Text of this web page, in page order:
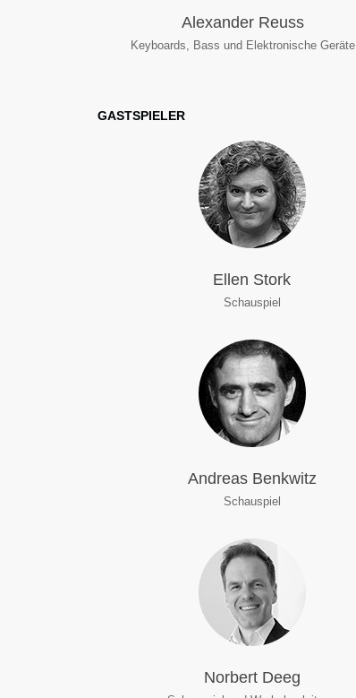
Alexander Reuss
Keyboards, Bass und Elektronische Geräte
GASTSPIELER
Ellen Stork
Schauspiel
Andreas Benkwitz
Schauspiel
Norbert Deeg